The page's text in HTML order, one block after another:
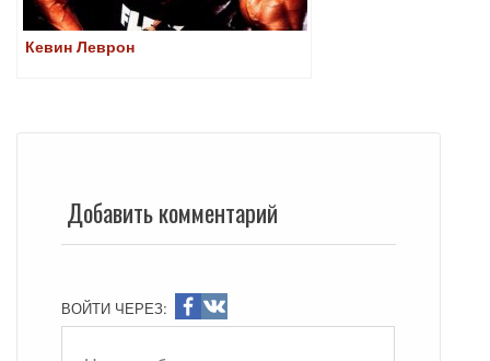
Кевин Леврон
Добавить комментарий
ВОЙТИ ЧЕРЕЗ: